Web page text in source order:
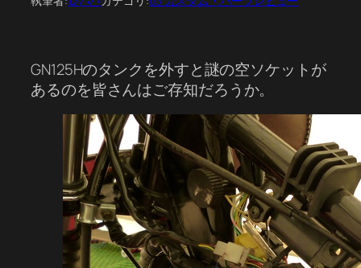
GN125Hのタンクを外すと謎の空ソケットが
あるのを皆さんはご存知だろうか。